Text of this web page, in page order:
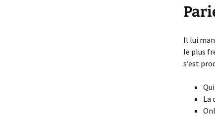
Il lui
le plus
s’est
La